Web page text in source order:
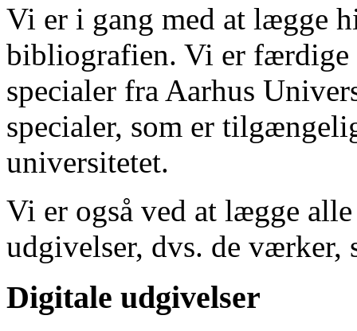
Vi er i gang med at lægge
bibliografien. Vi er færdige
specialer fra Aarhus
specialer, som er
universitetet.
Vi er også ved at lægge
udgivelser, dvs. de værker,
Digitale udgivelser